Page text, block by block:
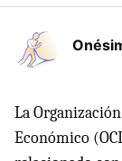
La
Económico